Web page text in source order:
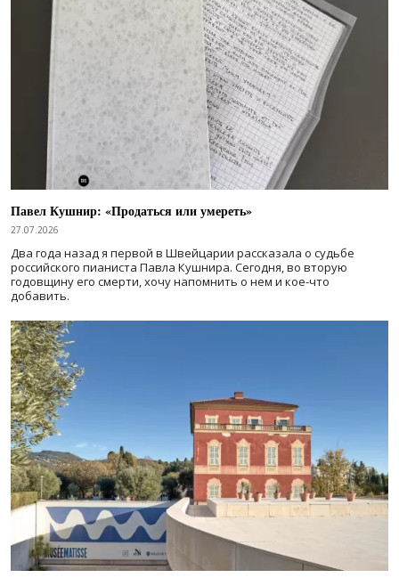
Павел Кушнир: «Продаться или умереть»
27.07.2026
Два года назад я первой в Швейцарии рассказала о судьбе
российского пианиста Павла Кушнира. Сегодня, во вторую
годовщину его смерти, хочу напомнить о нем и кое-что
добавить.